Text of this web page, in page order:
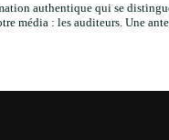
authentique qui se
média : les auditeurs. Une